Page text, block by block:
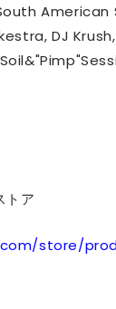
American
DJ
トア
store/